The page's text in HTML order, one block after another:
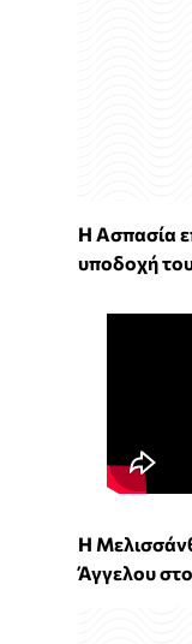
H Ασπασία
υποδοχή
Η
Άγγελου